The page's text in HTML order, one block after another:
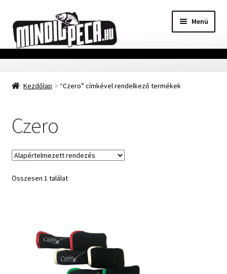
a
navigációhoz
a
tartalomba
Menü
Főoldal
Adatvédelmi nyilatkozat
Kezdőlap “Czero” címkével rendelkező termékek
Czero
Összesen 1 találat